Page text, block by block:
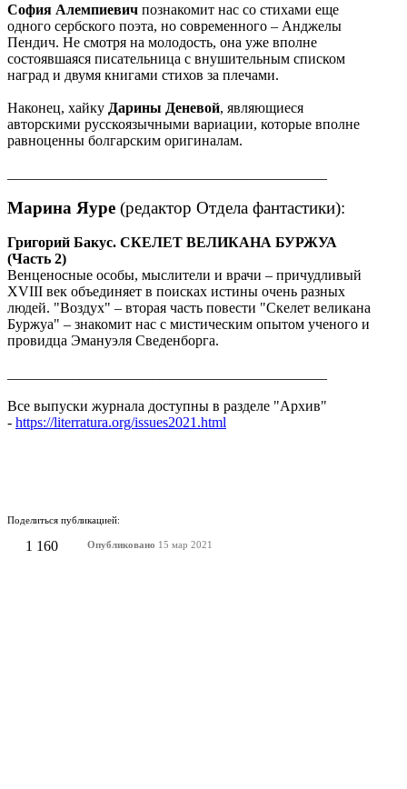
София Алемпиевич познакомит нас со стихами еще
одного сербского поэта, но современного – Анджелы
Пендич. Не смотря на молодость, она уже вполне
состоявшаяся писательница с внушительным списком
наград и двумя книгами стихов за плечами.
Наконец, хайку Дарины Деневой, являющиеся
авторскими русскоязычными вариации, которые вполне
равноценны болгарским оригиналам.
Марина Яуре (редактор Отдела фантастики):
Григорий Бакус. СКЕЛЕТ ВЕЛИКАНА БУРЖУА
(Часть 2)
Венценосные особы, мыслители и врачи – причудливый
XVIII век объединяет в поисках истины очень разных
людей. "Воздух" – вторая часть повести "Скелет великана
Буржуа" – знакомит нас с мистическим опытом ученого и
провидца Эмануэля Сведенборга.
Все выпуски журнала доступны в разделе "Архив"
- https://literratura.org/issues2021.html
Поделиться публикацией:
1 160 Опубликовано 15 мар 2021